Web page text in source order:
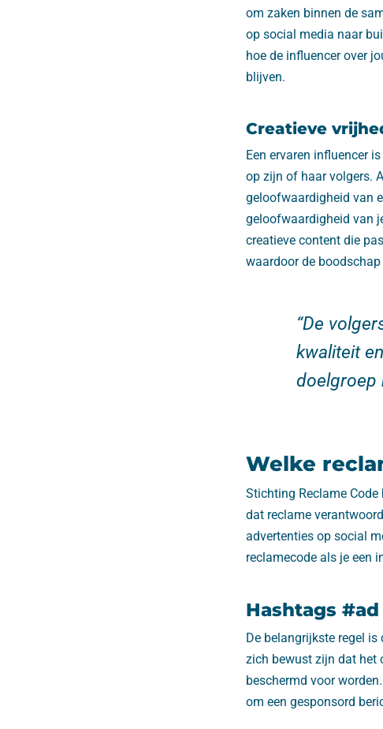
om zaken binnen de
op social media naar
hoe de influencer over
blijven.
Creatieve
Een ervaren influencer
op zijn of haar volgers.
geloofwaardigheid van
geloofwaardigheid van
creatieve content die
waardoor de
“De
kwaliteit
doelgroep
Welke
Stichting Reclame
dat reclame
advertenties op social
reclamecode als je een
Hashtags
De belangrijkste regel
zich bewust zijn dat het
beschermd voor
om een gesponsord